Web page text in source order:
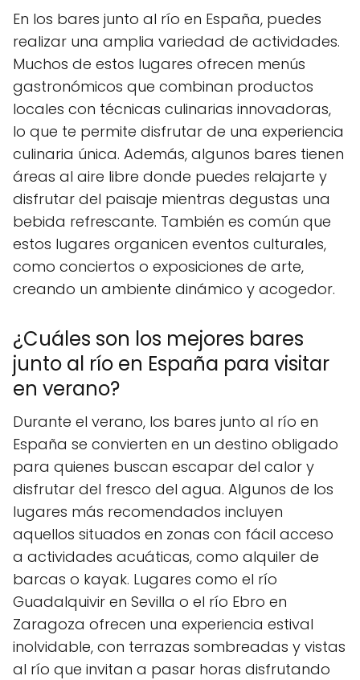
En los bares junto al río en España, puedes
realizar una amplia variedad de actividades.
Muchos de estos lugares ofrecen menús
gastronómicos que combinan productos
locales con técnicas culinarias innovadoras,
lo que te permite disfrutar de una experiencia
culinaria única. Además, algunos bares tienen
áreas al aire libre donde puedes relajarte y
disfrutar del paisaje mientras degustas una
bebida refrescante. También es común que
estos lugares organicen eventos culturales,
como conciertos o exposiciones de arte,
creando un ambiente dinámico y acogedor.
¿Cuáles son los mejores bares
junto al río en España para visitar
en verano?
Durante el verano, los bares junto al río en
España se convierten en un destino obligado
para quienes buscan escapar del calor y
disfrutar del fresco del agua. Algunos de los
lugares más recomendados incluyen
aquellos situados en zonas con fácil acceso
a actividades acuáticas, como alquiler de
barcas o kayak. Lugares como el río
Guadalquivir en Sevilla o el río Ebro en
Zaragoza ofrecen una experiencia estival
inolvidable, con terrazas sombreadas y vistas
al río que invitan a pasar horas disfrutando